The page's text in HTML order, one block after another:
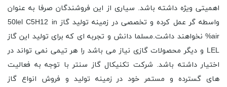
اهمیتی ویژه داشته باشد. سیاری از این فروشندگان صرفا به عنوان
واسطه گر عمل کرده و تخصصی در زمینه تولید گاز 50lel C5H12 in
air% نخواهند داشت.مسلما دانش و تجربه ای که برای تولید این گاز
LEL و دیگر محصولات گازی نیاز می باشد را هر تیمی نمی تواند در
اختیار داشته باشد. شرکت تکنیکال گاز سنتر با توجه به فعالیت
های گسترده و مستمر خود در زمینه تولید و فروش انواع گاز